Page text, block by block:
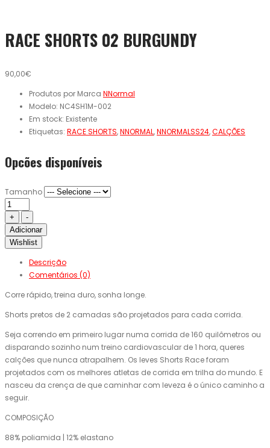
RACE SHORTS 02 BURGUNDY
90,00€
Produtos por Marca NNormal
Modelo: NC4SH1M-002
Em stock: Existente
Etiquetas: RACE SHORTS,NNORMAL,NNORMALSS24,CALÇÕES
Opcões disponíveis
Tamanho
Adicionar
Wishlist
Descrição
Comentários (0)
Corre rápido, treina duro, sonha longe.
Shorts pretos de 2 camadas são projetados para cada corrida.
Seja correndo em primeiro lugar numa corrida de 160 quilômetros ou
disparando sozinho num treino cardiovascular de 1 hora, queres
calções que nunca atrapalhem. Os leves Shorts Race foram
projetados com os melhores atletas de corrida em trilha do mundo. E
nasceu da crença de que caminhar com leveza é o único caminho a
seguir.
COMPOSIÇÃO
88% poliamida | 12% elastano